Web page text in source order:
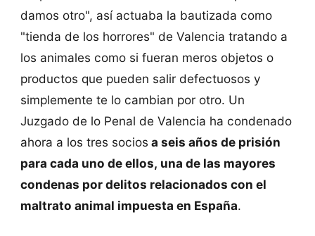
damos otro", así actuaba la bautizada como
"tienda de los horrores" de Valencia tratando a
los animales como si fueran meros objetos o
productos que pueden salir defectuosos y
simplemente te lo cambian por otro. Un
Juzgado de lo Penal de Valencia ha condenado
ahora a los tres socios a seis años de prisión
para cada uno de ellos, una de las mayores
condenas por delitos relacionados con el
maltrato animal impuesta en España.